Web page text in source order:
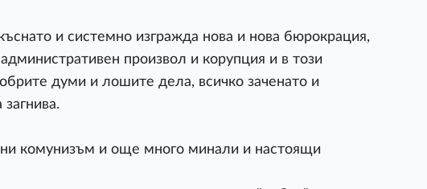
и системно изгражда нова и нова бюрокрация,
произвол и корупция и в този
думи и лошите дела, всичко заченато и
комунизъм и още много минали и настоящи